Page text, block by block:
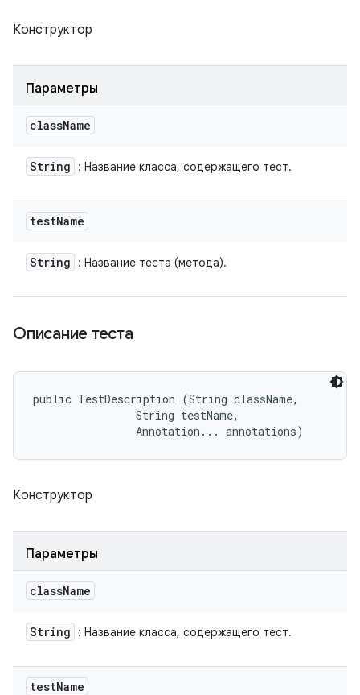
Конструктор
Параметры
className
String : Название класса, содержащего тест.
testName
String : Название теста (метода).
Описание теста
public TestDescription (String className,
                String testName,
                Annotation... annotations)
Конструктор
Параметры
className
String : Название класса, содержащего тест.
testName